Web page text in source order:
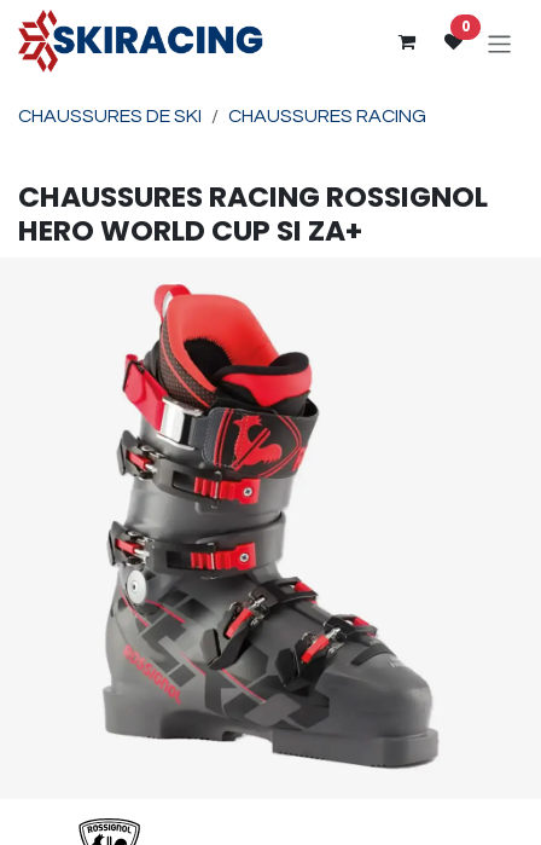
Se rendre au contenu
0
CHAUSSURES DE SKI CHAUSSURES RACING
CHAUSSURES RACING ROSSIGNOL
HERO WORLD CUP SI ZA+